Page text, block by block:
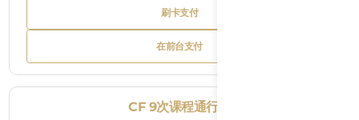
Button
Text
刷卡支付
刷卡支付
Button
Text
在前台支付
在前台支付
CF 9次课程通行证